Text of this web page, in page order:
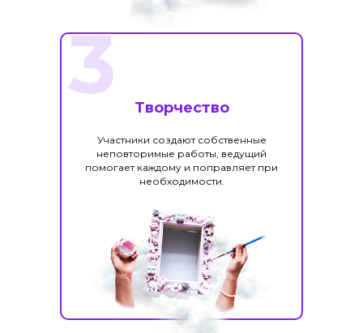
Творчество
Участники создают собственные
неповторимые работы, ведущий
помогает каждому и поправляет при
необходимости.
3